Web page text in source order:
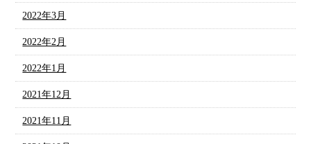
2022年3月
2022年2月
2022年1月
2021年12月
2021年11月